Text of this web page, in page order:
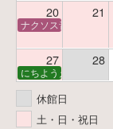
20 21
ナクソス音楽会 第6
27 28
にちようえほん
休館日
土・日・祝日